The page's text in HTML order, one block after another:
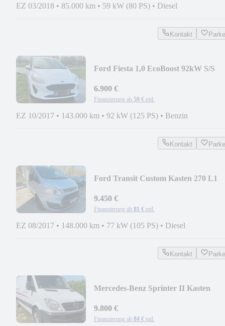
EZ 03/2018 • 85.000 km • 59 kW (80 PS) • Diesel
Kontakt
Ford Fiesta 1,0 EcoBoost 92kW S/S
6.900 €
Finanzierung ab 59 € mtl.
EZ 10/2017 • 143.000 km • 92 kW (125 PS) • Benzin
Kontakt
Ford Transit Custom Kasten 270 L1
9.450 €
Finanzierung ab 81 € mtl.
EZ 08/2017 • 148.000 km • 77 kW (105 PS) • Diesel
Kontakt
Mercedes-Benz Sprinter II Kasten
9.800 €
Finanzierung ab 84 € mtl.